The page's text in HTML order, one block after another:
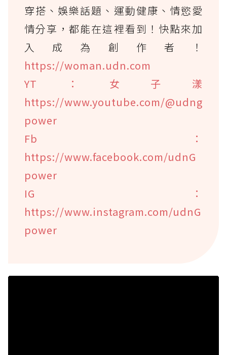
穿搭、娛樂話題、運動健康、情慾愛
情分享，都能在這裡看到！快點來加
入成為創作者！
https://woman.udn.com
YT：女子漾
https://www.youtube.com/@udng
power
Fb：
https://www.facebook.com/udnG
power
IG：
https://www.instagram.com/udnG
power